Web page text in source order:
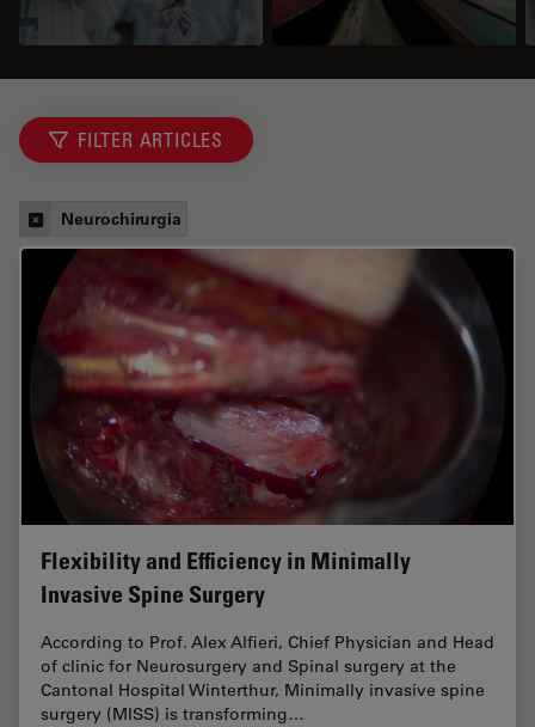
FILTER ARTICLES
Neurochirurgia
Flexibility and Efficiency in Minimally
Invasive Spine Surgery
According to Prof. Alex Alfieri, Chief Physician and Head
of clinic for Neurosurgery and Spinal surgery at the
Cantonal Hospital Winterthur, Minimally invasive spine
surgery (MISS) is transforming…